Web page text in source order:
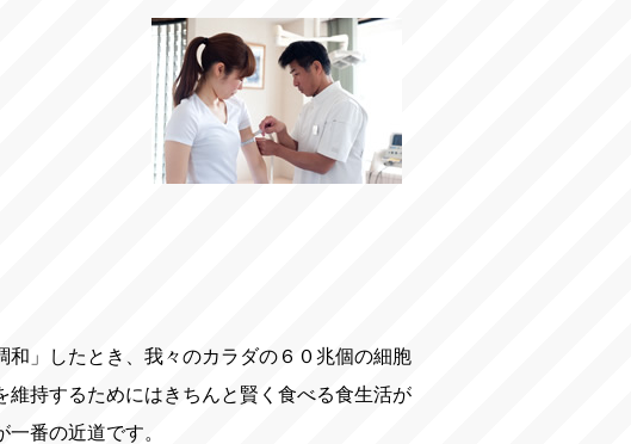
和」したとき、我々のカラダの６０兆個の細胞
持するためにはきちんと賢く食べる食生活が
番の近道です。